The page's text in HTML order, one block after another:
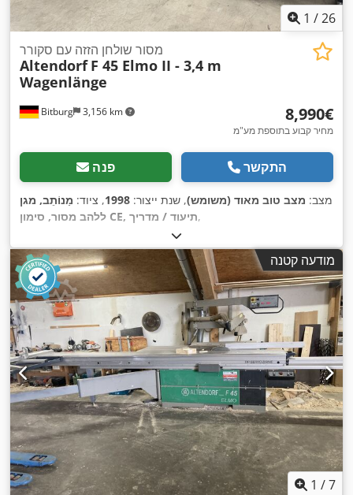
1 /26
Bitburg 3,156 km
מסור שולחן הזזה עם סקורר
Altendorf F 45 Elmo II - 3,4 m
Wagenlänge
‏8,990 ‏€
מחיר קבוע בתוספת מע"מ
פנה התקשר
מצב: מצב טוב מאוד (משומש), שנת ייצור: 1998, ציוד: מַנוֹתֵב, מגן
ללהב מסור, סימון CE, תיעוד / מדריך,
מודעה קטנה
1 /7